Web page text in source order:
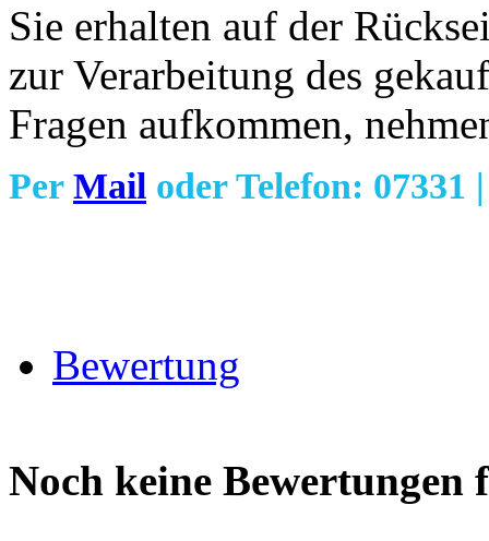
Sie erhalten auf der
zur Verarbeitung des
Fragen aufkommen,
Per Mail oder Telefon: 07331
Bewertung
Noch keine